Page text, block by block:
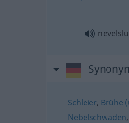
Schleier, Brühe
Nebelschwaden,